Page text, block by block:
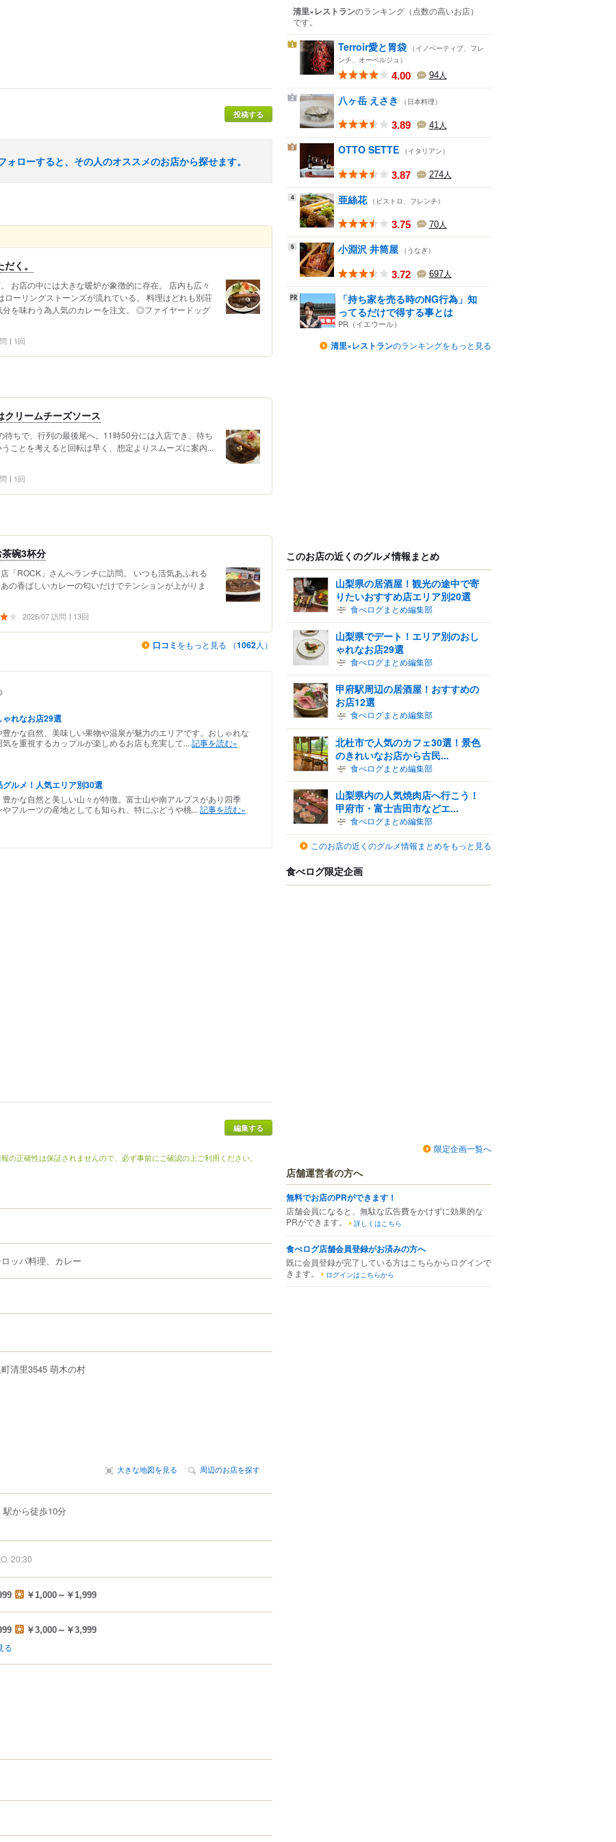
投稿する
ォローすると、その人のオススメのお店から探せます。
く。
お店の中には大きな暖炉が象徴的に存在。 店内も広々
ローリングストーンズが流れている。 料理はどれも別荘
を味わう為人気のカレーを注文。 ◎ファイヤードッグ
1回
リームチーズソース
ちで、行列の最後尾へ。11時50分には入店でき、待ち
ことを考えると回転は早く、想定よりスムーズに案内...
1回
碗3杯分
「ROCK」さんへランチに訪問。 いつも活気あふれる
の香ばしいカレーの匂いだけでテンションが上がりま
2026/07 訪問 13回
口コミ をもっと見る （1062人）
ゃれなお店29選
かな自然、美味しい果物や温泉が魅力のエリアです。おしゃれな
を重視するカップルが楽しめるお店も充実して... 記事を読む»
ルメ！人気エリア別30選
かな自然と美しい山々が特徴。富士山や南アルプスがあり四季
フルーツの産地としても知られ、特にぶどうや桃... 記事を読む»
編集する
の正確性は保証されませんので、必ず事前にご確認の上ご利用ください。
ッパ料理、カレー
清里3545 萌木の村
大きな地図を見る 周辺のお店を探す
から徒歩10分
20:30
￥1,000～￥1,999
￥3,000～￥3,999
る
清里×レストランのランキング （点数の高いお店）
です。
1 Terroir愛と胃袋 （イノベーティブ、フレ
ンチ、オーベルジュ）
4.00 94人
2 八ヶ岳 えさき （日本料理）
3.89 41 人
3 OTTO SETTE （イタリアン）
3.87 274人
4 亜絲花 （ビストロ、フレンチ）
3.75 70人
5 小淵沢 井筒屋 （うなぎ）
3.72 697人
「持ち家を売る時のNG行為」知
ってるだけで得する事とは
PR（イエウール）
清里×レストランのランキングをもっと見る
このお店の近くのグルメ情報まとめ
山梨県の居酒屋！観光の途中で寄
りたいおすすめ店エリア別20選
食べログまとめ編集部
山梨県でデート！エリア別のおし
ゃれなお店29選
食べログまとめ編集部
甲府駅周辺の居酒屋！おすすめの
お店12選
食べログまとめ編集部
北杜市で人気のカフェ30選！景色
のきれいなお店から古民...
食べログまとめ編集部
山梨県内の人気焼肉店へ行こう！
甲府市・富士吉田市などエ...
食べログまとめ編集部
このお店の近くのグルメ情報まとめをもっと見る
食べログ限定企画
限定企画一覧へ
店舗運営者の方へ
無料でお店のPRができます！
店舗会員になると、無駄な広告費をかけずに効果的な
PRができます。
詳しくはこちら
食べログ店舗会員登録がお済みの方へ
既に会員登録が完了している方はこちらからログインで
きます。
ログインはこちらから